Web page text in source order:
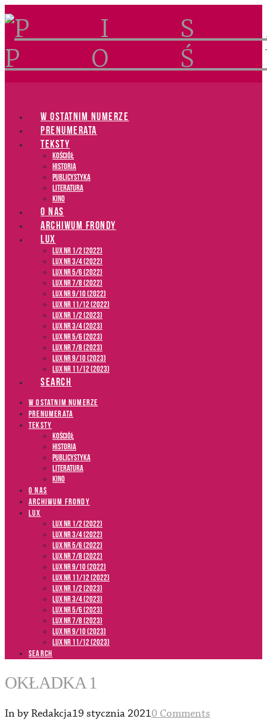
W OSTATNIM NUMERZE
PRENUMERATA
TEKSTY
Kościół
Historia
Publicystyka
Literatura
Kino
O NAS
ARCHIWUM FRONDY
LUX
LUX NR 1/2 (2022)
LUX NR 3/4 (2022)
LUX NR 5/6 (2022)
LUX NR 7/8 (2022)
LUX nr 9/10 (2022)
LUX NR 11/12 (2022)
LUX NR 1/2 (2023)
LUX NR 3/4 (2023)
LUX NR 5/6 (2023)
LUX NR 7/8 (2023)
LUX NR 9/10 (2023)
LUX NR 11/12 (2023)
SEARCH
W OSTATNIM NUMERZE
PRENUMERATA
TEKSTY
Kościół
Historia
Publicystyka
Literatura
Kino
O NAS
ARCHIWUM FRONDY
LUX
LUX NR 1/2 (2022)
LUX NR 3/4 (2022)
LUX NR 5/6 (2022)
LUX NR 7/8 (2022)
LUX nr 9/10 (2022)
LUX NR 11/12 (2022)
LUX NR 1/2 (2023)
LUX NR 3/4 (2023)
LUX NR 5/6 (2023)
LUX NR 7/8 (2023)
LUX NR 9/10 (2023)
LUX NR 11/12 (2023)
SEARCH
OKŁADKA 1
In by Redakcja19 stycznia 20210 Comments